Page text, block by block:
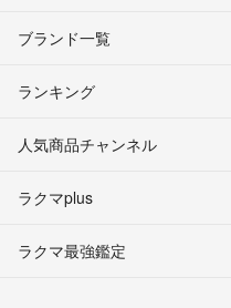
ブランド一覧
ランキング
人気商品チャンネル
ラクマplus
ラクマ最強鑑定